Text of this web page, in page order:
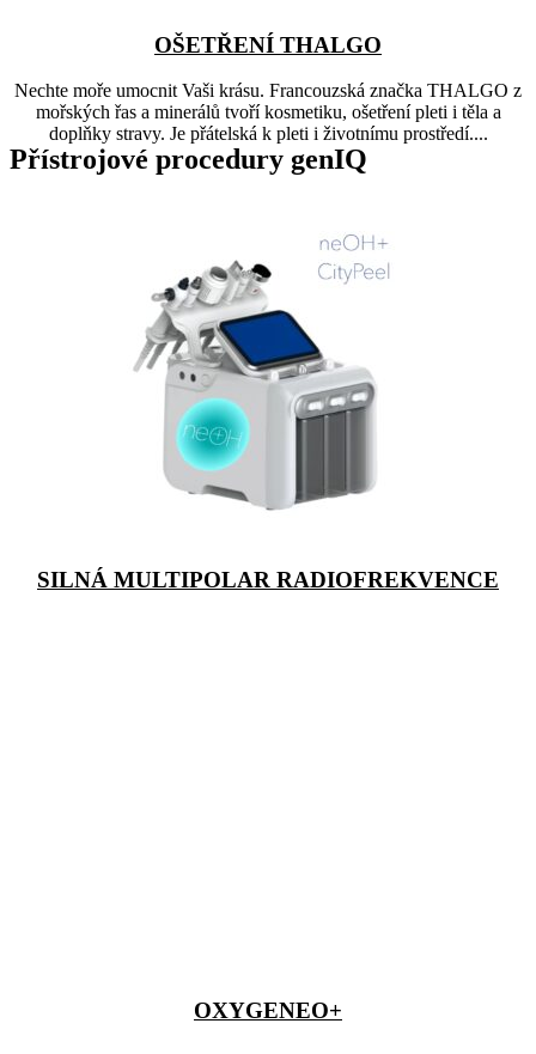
OŠETŘENÍ THALGO
Nechte moře umocnit Vaši krásu. Francouzská značka THALGO z
mořských řas a minerálů tvoří kosmetiku, ošetření pleti i těla a
doplňky stravy. Je přátelská k pleti i životnímu prostředí....
Přístrojové procedury genIQ
SILNÁ MULTIPOLAR RADIOFREKVENCE
OXYGENEO+